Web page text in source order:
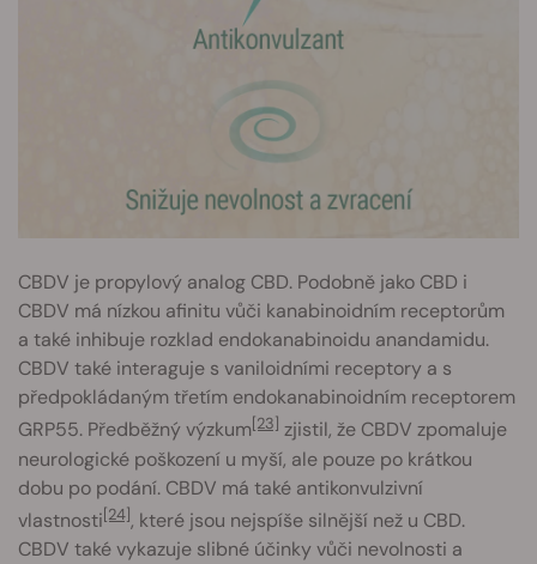
CBDV je propylový analog CBD. Podobně jako CBD i
CBDV má nízkou afinitu vůči kanabinoidním receptorům
a také inhibuje rozklad endokanabinoidu anandamidu.
CBDV také interaguje s vaniloidními receptory a s
předpokládaným třetím endokanabinoidním receptorem
GRP55. Předběžný výzkum[23] zjistil, že CBDV zpomaluje
neurologické poškození u myší, ale pouze po krátkou
dobu po podání. CBDV má také antikonvulzivní
vlastnosti[24], které jsou nejspíše silnější než u CBD.
CBDV také vykazuje slibné účinky vůči nevolnosti a